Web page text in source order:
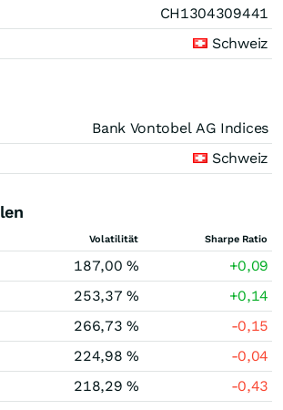
CH1304309441
Schweiz
Bank Vontobel AG Indices
Schweiz
Volatilität Sharpe Ratio
187,00 %
+0,09
253,37 %
+0,14
266,73 %
-0,15
224,98 %
-0,04
218,29 %
-0,43